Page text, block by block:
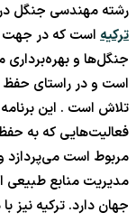
رشته مهندسی جنگل در
ترکیه است که در جهت
جنگل‌ها و بهره‌برداری
است و در راستای
تلاش است . این
فعالیت‌هایی که به
مربوط است
مدیریت منابع طبیعی
جهان دارد. ترکیه نیز